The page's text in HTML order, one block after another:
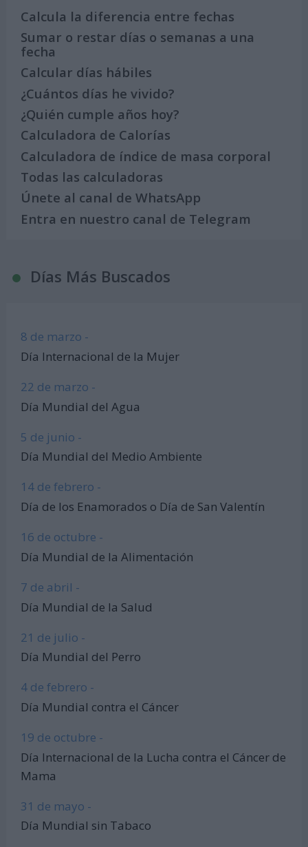
Calcula la diferencia entre fechas
Sumar o restar días o semanas a una
fecha
Calcular días hábiles
¿Cuántos días he vivido?
¿Quién cumple años hoy?
Calculadora de Calorías
Calculadora de índice de masa corporal
Todas las calculadoras
Únete al canal de WhatsApp
Entra en nuestro canal de Telegram
Días Más Buscados
8 de marzo -
Día Internacional de la Mujer
22 de marzo -
Día Mundial del Agua
5 de junio -
Día Mundial del Medio Ambiente
14 de febrero -
Día de los Enamorados o Día de San Valentín
16 de octubre -
Día Mundial de la Alimentación
7 de abril -
Día Mundial de la Salud
21 de julio -
Día Mundial del Perro
4 de febrero -
Día Mundial contra el Cáncer
19 de octubre -
Día Internacional de la Lucha contra el Cáncer de
Mama
31 de mayo -
Día Mundial sin Tabaco